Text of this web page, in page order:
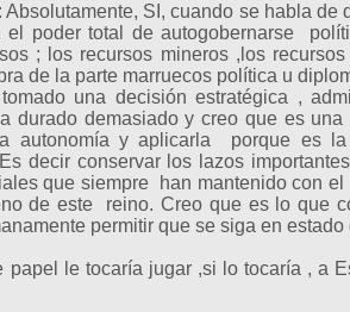
: Absolutamente, SI, cuando se habla
el poder total de autogobernarse
; los recursos mineros ,los
maniobra de la
una decisión estratégica ,
durado demasiado y creo que es
autonomía y aplicarla porque es
decir conservar los lazos
que siempre han mantenido con
de este reino. Creo que es lo que
permitir que se siga en estado
le tocaría jugar ,si lo tocaría , a